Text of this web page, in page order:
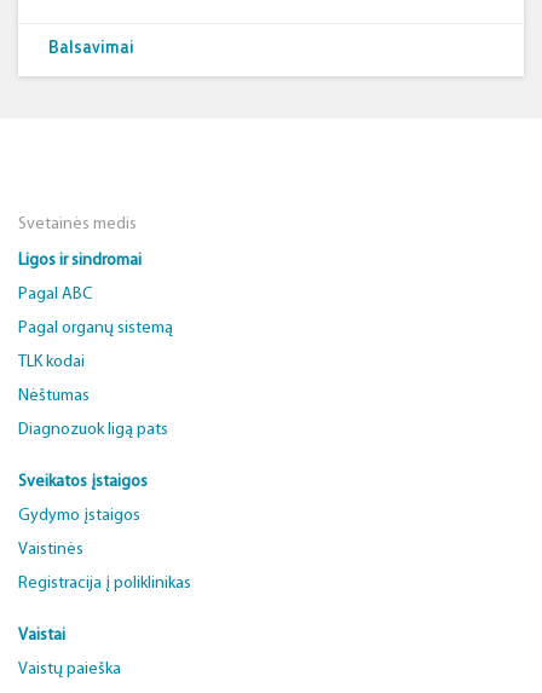
Balsavimai
Svetainės medis
Ligos ir sindromai
Pagal ABC
Pagal organų sistemą
TLK kodai
Nėštumas
Diagnozuok ligą pats
Sveikatos įstaigos
Gydymo įstaigos
Vaistinės
Registracija į poliklinikas
Vaistai
Vaistų paieška